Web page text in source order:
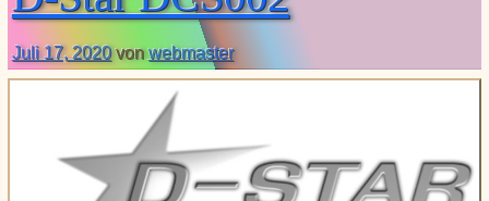
Liste aller Rubiken im DAPNET
BrandMeister Hose Line
CSS Tool (color party!)
DMR ID
YSFReflectors
IPSC2 Hotspot
deutsche Räume im Wires-X
XLX031
Download
Juli 17, 2020 vonwebmaster